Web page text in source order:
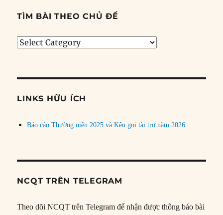
TÌM BÀI THEO CHỦ ĐỀ
Tìm
đề
LINKS HỮU ÍCH
Báo cáo Thường niên 2025 và Kêu gọi tài trợ năm 2026
NCQT TRÊN TELEGRAM
Theo dõi NCQT trên Telegram để nhận được thông báo bài